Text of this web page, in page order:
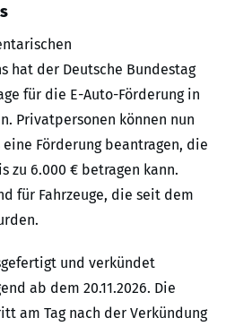
hat der Deutsche Bundestag
für die E-Auto-Förderung in
Privatpersonen können nun
Förderung beantragen, die
zu 6.000 € betragen kann.
für Fahrzeuge, die seit dem
und verkündet
ab dem 20.11.2026. Die
am Tag nach der Verkündung